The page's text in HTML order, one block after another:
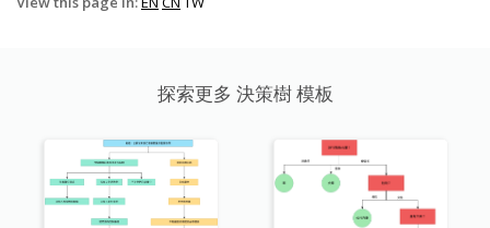
探索更多 決策樹 模板